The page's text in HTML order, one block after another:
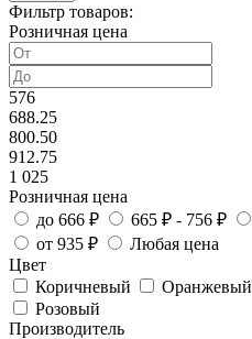
Фильтр товаров:
Розничная цена
576
688.25
800.50
912.75
1 025
Розничная цена
до 666 ₽
665 ₽ - 756 ₽
от 935 ₽
Любая цена
Цвет
Коричневый
Оранжевый
Розовый
Производитель